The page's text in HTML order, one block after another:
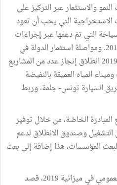
والاستثمار عبر التركيز على
الاستخراجية التي يحب أن تعود
التي تمّ دعمها عبر إجراءات
تحفيزية في قانون المالية لسنة 2019. ومواصلة استثمار الدولة في
البنية التحتية حيث ستشهد سنة 2019 انطلاق إنجاز عدد من المشاريع
المياه العميقة بالنفيضة
والطريق السيارة تونس- جلمة، وربط
الخاصّة، من خلال توفير
التشغيل وصندوق الانطلاق لدعم
المؤسسات، هذا إضافة إلى بعث
مواصلة التحكّم في العجز العمومي في ميزانية 2019، قصد